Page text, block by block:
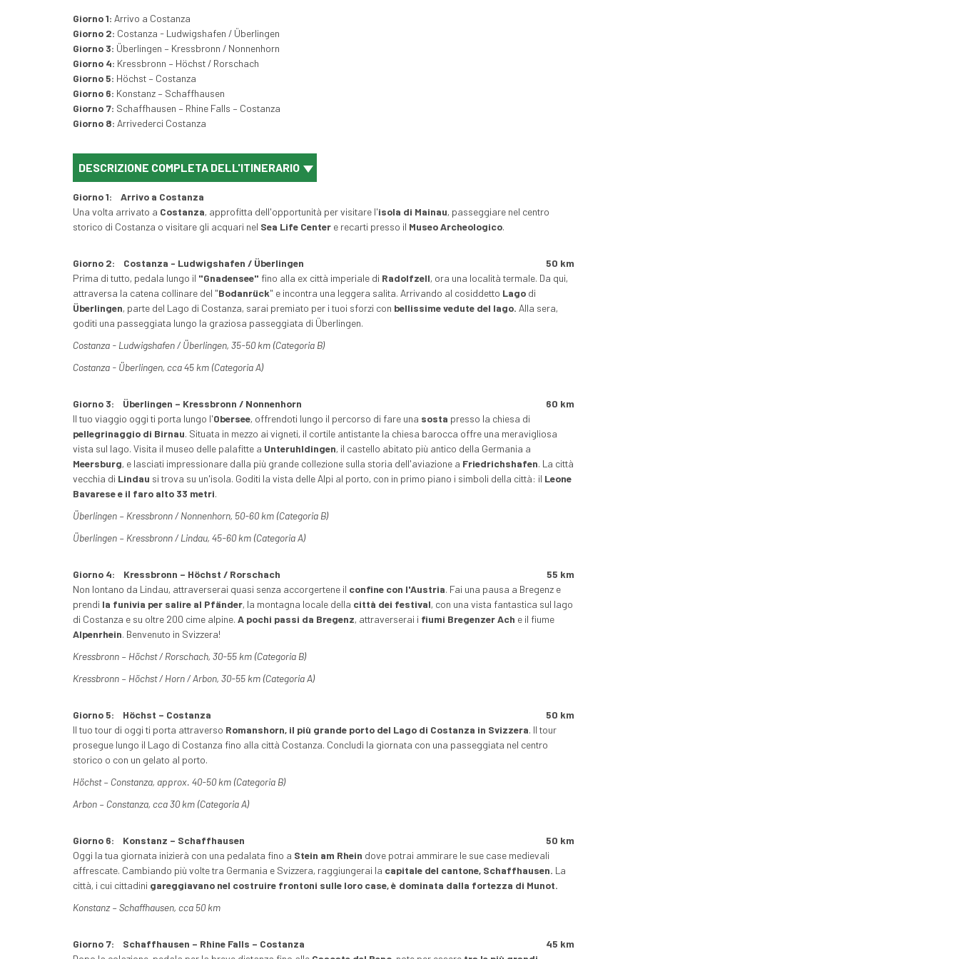
Giorno 1: Arrivo a Costanza
Giorno 2: Costanza - Ludwigshafen / Überlingen
Giorno 3: Überlingen – Kressbronn / Nonnenhorn
Giorno 4: Kressbronn – Höchst / Rorschach
Giorno 5: Höchst – Costanza
Giorno 6: Konstanz – Schaffhausen
Giorno 7: Schaffhausen – Rhine Falls – Costanza
Giorno 8: Arrivederci Costanza
DESCRIZIONE COMPLETA DELL'ITINERARIO
Giorno 1: Arrivo a Costanza
Una volta arrivato a Costanza, approfitta dell'opportunità per visitare l'isola di Mainau, passeggiare nel centro
storico di Costanza o visitare gli acquari nel Sea Life Center e recarti presso il Museo Archeologico.
Giorno 2: Costanza - Ludwigshafen / Überlingen
50 km
Prima di tutto, pedala lungo il "Gnadensee" fino alla ex città imperiale di Radolfzell, ora una località termale. Da qui,
attraversa la catena collinare del "Bodanrück" e incontra una leggera salita. Arrivando al cosiddetto Lago di
Überlingen, parte del Lago di Costanza, sarai premiato per i tuoi sforzi con bellissime vedute del lago. Alla sera,
goditi una passeggiata lungo la graziosa passeggiata di Überlingen.
Costanza - Ludwigshafen / Überlingen, 35-50 km (Categoria B)
Costanza - Überlingen, cca 45 km (Categoria A)
Giorno 3: Überlingen – Kressbronn / Nonnenhorn
60 km
Il tuo viaggio oggi ti porta lungo l'Obersee, offrendoti lungo il percorso di fare una sosta presso la chiesa di
pellegrinaggio di Birnau. Situata in mezzo ai vigneti, il cortile antistante la chiesa barocca offre una meravigliosa
vista sul lago. Visita il museo delle palafitte a Unteruhldingen, il castello abitato più antico della Germania a
Meersburg, e lasciati impressionare dalla più grande collezione sulla storia dell'aviazione a Friedrichshafen. La città
vecchia di Lindau si trova su un'isola. Goditi la vista delle Alpi al porto, con in primo piano i simboli della città: il Leone
Bavarese e il faro alto 33 metri.
Überlingen – Kressbronn / Nonnenhorn, 50-60 km (Categoria B)
Überlingen – Kressbronn / Lindau, 45-60 km (Categoria A)
Giorno 4: Kressbronn – Höchst / Rorschach
55 km
Non lontano da Lindau, attraverserai quasi senza accorgertene il confine con l'Austria. Fai una pausa a Bregenz e
prendi la funivia per salire al Pfänder, la montagna locale della città dei festival, con una vista fantastica sul lago
di Costanza e su oltre 200 cime alpine. A pochi passi da Bregenz, attraverserai i fiumi Bregenzer Ach e il fiume
Alpenrhein. Benvenuto in Svizzera!
Kressbronn – Höchst / Rorschach, 30-55 km (Categoria B)
Kressbronn – Höchst / Horn / Arbon, 30-55 km (Categoria A)
Giorno 5: Höchst – Costanza
50 km
Il tuo tour di oggi ti porta attraverso Romanshorn, il più grande porto del Lago di Costanza in Svizzera. Il tour
prosegue lungo il Lago di Costanza fino alla città Costanza. Concludi la giornata con una passeggiata nel centro
storico o con un gelato al porto.
Höchst – Constanza, approx. 40-50 km (Categoria B)
Arbon – Constanza, cca 30 km (Categoria A)
Giorno 6: Konstanz – Schaffhausen
50 km
Oggi la tua giornata inizierà con una pedalata fino a Stein am Rhein dove potrai ammirare le sue case medievali
affrescate. Cambiando più volte tra Germania e Svizzera, raggiungerai la capitale del cantone, Schaffhausen. La
città, i cui cittadini gareggiavano nel costruire frontoni sulle loro case, è dominata dalla fortezza di Munot.
Konstanz – Schaffhausen, cca 50 km
Giorno 7: Schaffhausen – Rhine Falls – Costanza
45 km